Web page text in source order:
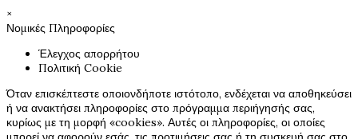
×
Νομικές Πληροφορίες
Έλεγχος απορρήτου
Πολιτική Cookie
Όταν επισκέπτεστε οποιονδήποτε ιστότοπο, ενδέχεται να αποθηκεύσει
ή να ανακτήσει πληροφορίες στο πρόγραμμα περιήγησής σας,
κυρίως με τη μορφή «cookies». Αυτές οι πληροφορίες, οι οποίες